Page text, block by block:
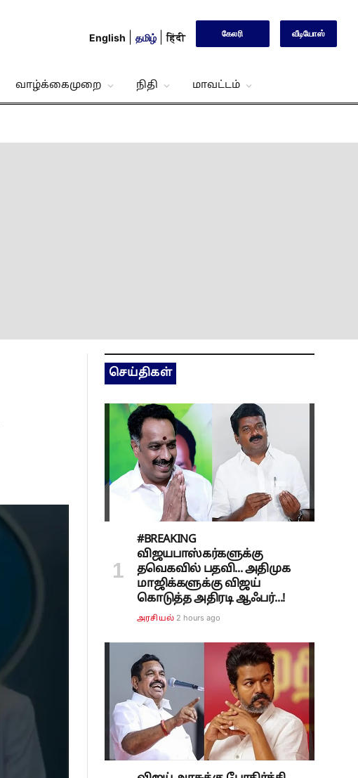
English தமிழ் हिंदी கேலரி வீடியோஸ்
வாழ்க்கைமுறை நிதி மாவட்டம்
செய்திகள்
#BREAKING
விஜயபாஸ்கர்களுக்கு
தவெகவில் பதவி... அதிமுக
மாஜிக்களுக்கு விஜய்
கொடுத்த அதிரடி ஆஃபர்...!
அரசியல் 2 hours ago